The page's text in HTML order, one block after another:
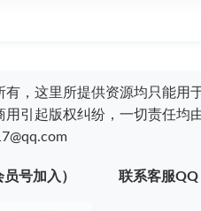
，这里所提供资源均只能用
引起版权纠纷，一切责任均
号加入） 联系客服QQ